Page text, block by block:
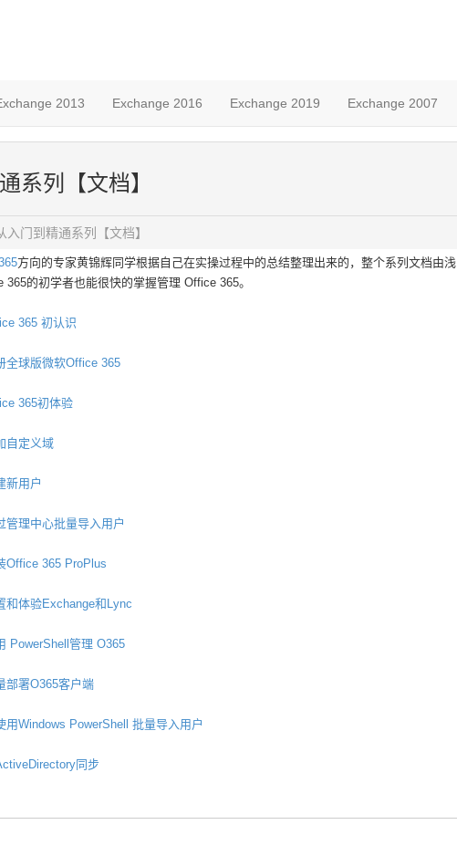
2013 Exchange 2016 Exchange 2019 Exchange 2007
系列【文档】
入门到精通系列【文档】
方向的专家黄锦辉同学根据自己在实操过程中的总结整理出来的，整个系列文档由浅
的初学者也能很快的掌握管理 Office 365。
365 初认识
全球版微软Office 365
365初体验
自定义域
新用户
管理中心批量导入用户
Office 365 ProPlus
和体验Exchange和Lync
PowerShell管理 O365
部署O365客户端
用Windows PowerShell 批量导入用户
同步